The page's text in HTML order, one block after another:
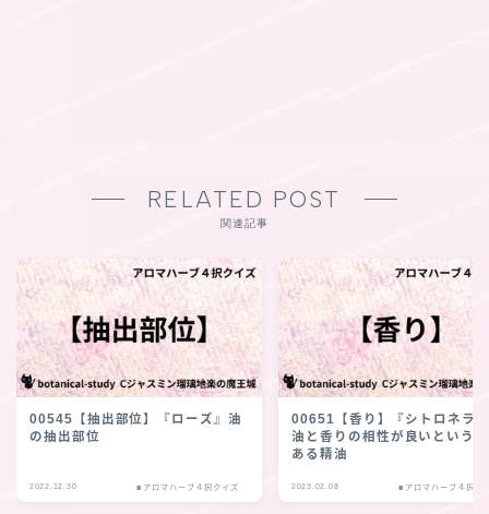
RELATED POST
関連記事
00545【抽出部位】『ローズ』油
の抽出部位
2022.12.30 ■アロマハーブ４択クイズ
00651【香り】『シトロネラ
油と香りの相性が良いという
ある精油
2023.02.08 ■アロマハーブ４択ク